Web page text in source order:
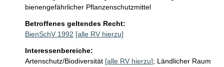
bienengefährlicher Pflanzenschutzmittel
Betroffenes geltendes Recht:
BienSchV 1992 [alle RV hierzu]
Interessenbereiche:
Artenschutz/Biodiversität [alle RV hierzu]; Ländlicher Raum